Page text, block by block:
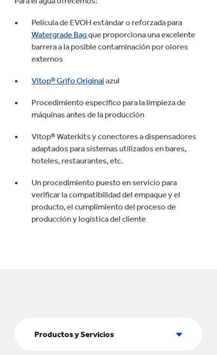
Película de EVOH estándar o reforzada para
Watergrade Bagque proporciona una excelente
barrera a la posible contaminación por olores
externos
Vitop® Grifo Original azul
Procedimiento específico para la limpieza de
máquinas antes de la producción
Vitop® Waterkits y conectores a dispensadores
adaptados para sistemas utilizados en bares,
hoteles, restaurantes, etc.
Un procedimiento puesto en servicio para
verificar la compatibilidad del empaque y el
producto, el cumplimiento del proceso de
producción y logística del cliente
Productos y Servicios